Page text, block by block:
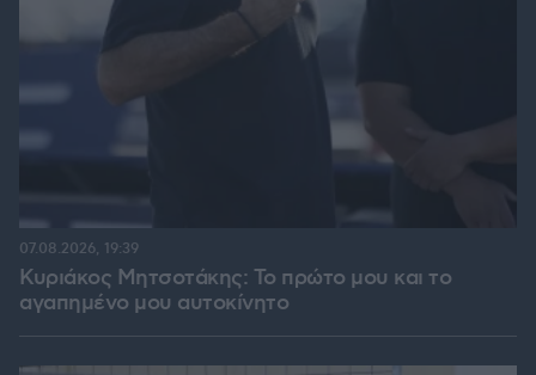
Κυριάκος Μητσοτάκης: Το πρώτο μου και το
αγαπημένο μου αυτοκίνητο
07.08.2026, 19:39